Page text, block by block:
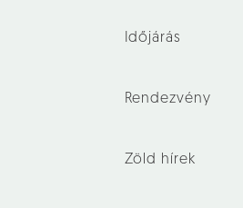
Időjárás
Rendezvény
Zöld hírek